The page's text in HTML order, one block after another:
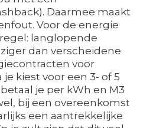
Daarmee maakt
Voor de energie
langlopende
dan verscheidene
voor
kiest voor een 3- of 5
je per kWh en M3
bij een overeenkomst
een aantrekkelijke